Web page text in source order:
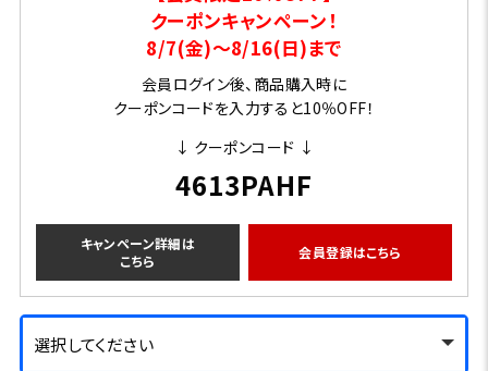
クーポンキャンペーン！
8/7(金)～8/16(日)まで
会員ログイン後、商品購入時に
クーポンコードを入力すると10％OFF！
↓ クーポンコード ↓
4613PAHF
キャンペーン詳細は
こちら
会員登録はこちら
選択してください